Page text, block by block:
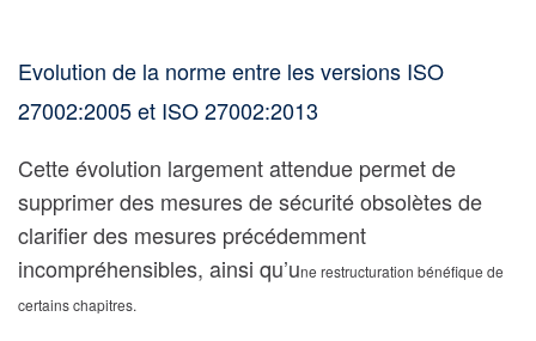
Evolution de la norme entre les versions ISO
27002:2005 et ISO 27002:2013
Cette évolution largement attendue permet de
supprimer des mesures de sécurité obsolètes de
clarifier des mesures précédemment
incompréhensibles, ainsi qu’une restructuration bénéfique de
certains chapitres.